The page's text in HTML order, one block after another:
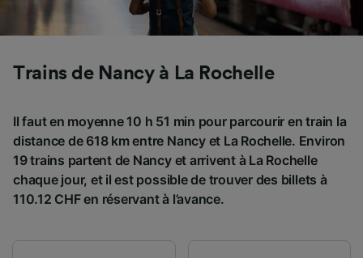
Trains de Nancy à La Rochelle
Il faut en moyenne 10 h 51 min pour parcourir en train la
distance de 618 km entre Nancy et La Rochelle. Environ
19 trains partent de Nancy et arrivent à La Rochelle
chaque jour, et il est possible de trouver des billets à
110.12 CHF en réservant à l’avance.
Utiliser des données de géolocalisation
précises. Analyser activement les
l’identification. Stocker et/ou accéder à des
informations sur un appareil. Publicités et
études d’audience et développement de
services.
Liste de nos partenaires (fournisseurs)